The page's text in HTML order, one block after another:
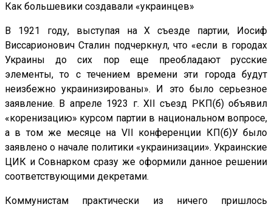
Как большевики создавали «украинцев»
В 1921 году, выступая на X съезде партии, Иосиф
Виссарионович Сталин подчеркнул, что «если в городах
Украины до сих пор еще преобладают русские
элементы, то с течением времени эти города будут
неизбежно украинизированы». И это было серьезное
заявление. В апреле 1923 г. XII съезд РКП(б) объявил
«коренизацию» курсом партии в национальном вопросе,
а в том же месяце на VII конференции КП(б)У было
заявлено о начале политики «украинизации». Украинские
ЦИК и Совнарком сразу же оформили данное решении
соответствующими декретами.
Коммунистам практически из ничего пришлось